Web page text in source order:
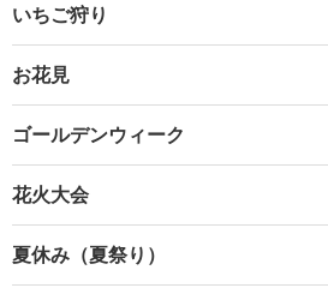
いちご狩り
お花見
ゴールデンウィーク
花火大会
夏休み（夏祭り）